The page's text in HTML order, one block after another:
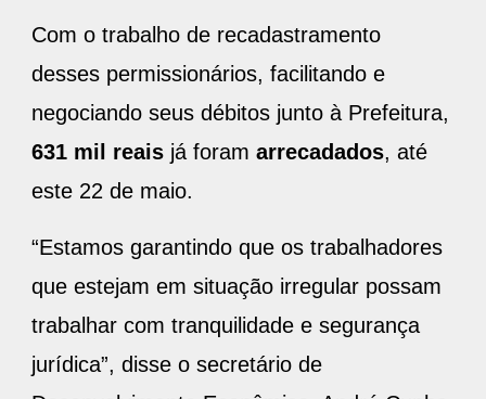
Com o trabalho de recadastramento
desses permissionários, facilitando e
negociando seus débitos junto à Prefeitura,
631 mil reais já foram arrecadados, até
este 22 de maio.
“Estamos garantindo que os trabalhadores
que estejam em situação irregular possam
trabalhar com tranquilidade e segurança
jurídica”, disse o secretário de